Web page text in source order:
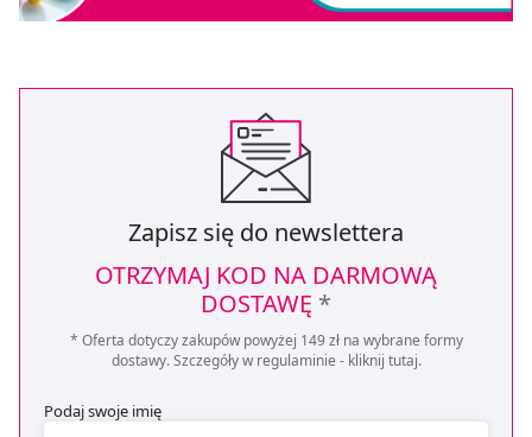
Zapisz się do newslettera
OTRZYMAJ KOD NA DARMOWĄ
DOSTAWĘ *
* Oferta dotyczy zakupów powyżej 149 zł na wybrane formy
dostawy. Szczegóły w regulaminie - kliknij tutaj.
Podaj swoje imię